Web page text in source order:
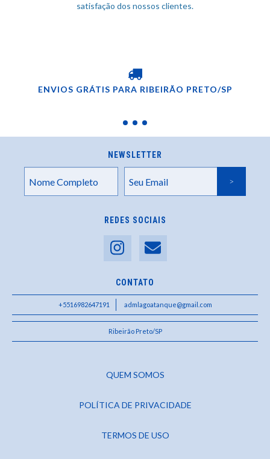
satisfação dos nossos clientes.
ENVIOS GRÁTIS PARA RIBEIRÃO PRETO/SP
NEWSLETTER
REDES SOCIAIS
CONTATO
+5516982647191 admlagoatanque@gmail.com
Ribeirão Preto/SP
QUEM SOMOS
POLÍTICA DE PRIVACIDADE
TERMOS DE USO